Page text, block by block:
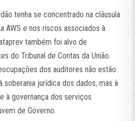
tenha se concentrado na cláusula
AWS e nos riscos associados à
também foi alvo de
do Tribunal de Contas da União.
dos auditores não estão
soberania jurídica dos dados, mas à
à governança dos serviços
de Governo.